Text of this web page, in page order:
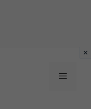
Menu